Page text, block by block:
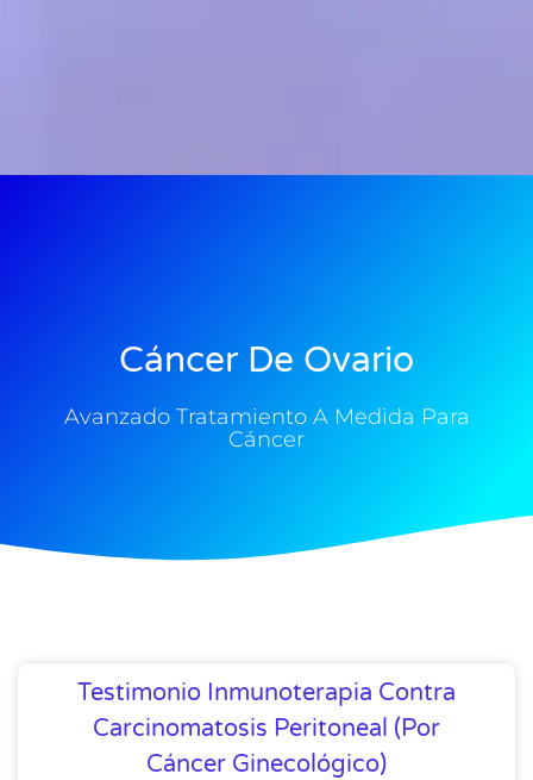
Cáncer De Ovario
Avanzado Tratamiento A Medida Para
Cáncer
Testimonio Inmunoterapia Contra
Carcinomatosis Peritoneal (Por
Cáncer Ginecológico)